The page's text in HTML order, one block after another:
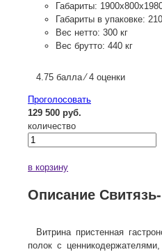
Габариты:
Габариты в упаковке:
Вес нетто: 300 кг
Вес брутто: 440 кг
4.75 балла ⁄ 4 оценки
Проголосовать
129 500 руб.
количество
в корзину
Описание
Витрина пристенная
полок с